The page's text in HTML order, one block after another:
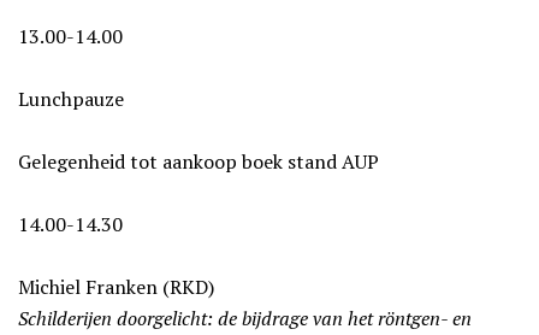
13.00-14.00
Lunchpauze
Gelegenheid tot aankoop boek stand AUP
14.00-14.30
Michiel Franken (RKD)
Schilderijen doorgelicht: de bijdrage van het röntgen- en